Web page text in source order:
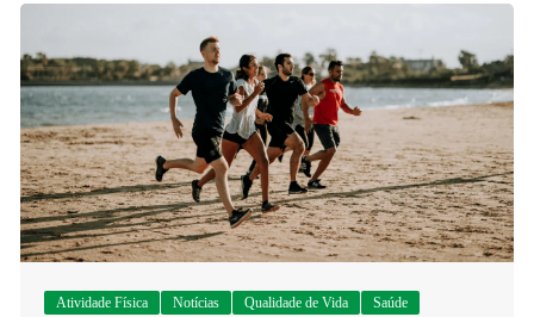
Atividade Física Notícias Qualidade de Vida Saúde